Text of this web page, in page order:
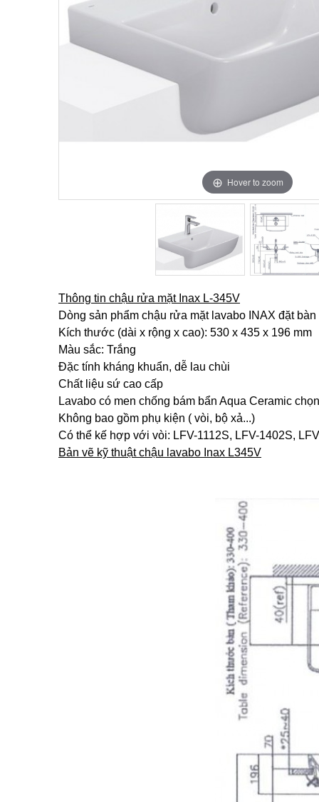
Hover to zoom
Hover to zoom
Thông tin chậu rửa mặt Inax L-345V
Dòng sản phẩm chậu rửa mặt lavabo INAX đặt
Kích thước (dài x rộng x cao): 530 x 435 x 196 mm
Màu sắc: Trắng
Đặc tính kháng khuẩn, dễ lau chùi
Chất liệu sứ cao cấp
Lavabo có men chống bám bẩn Aqua Ceramic
Không bao gồm phụ kiện ( vòi, bộ xả...)
Có thể kế hợp với vòi: LFV-1112S, LFV-1402S,
Bản vẽ kỹ thuật chậu lavabo Inax L345V